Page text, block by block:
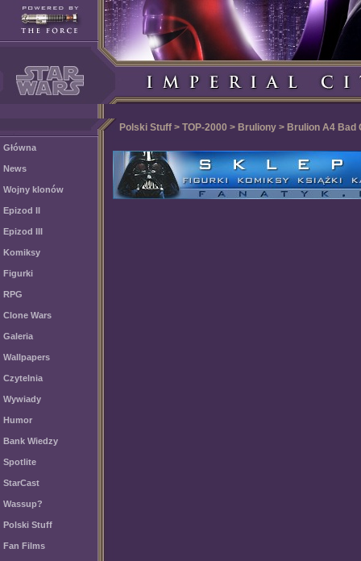
Polski Stuff > TOP-2000 > Bruliony > Brulion A4 Bad
Główna
News
Wojny klonów
Epizod II
Epizod III
Komiksy
Figurki
RPG
Clone Wars
Galeria
Wallpapers
Czytelnia
Wywiady
Humor
Bank Wiedzy
Spotlite
StarCast
Wassup?
Polski Stuff
Fan Films